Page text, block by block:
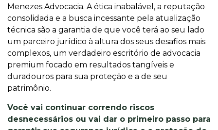
Menezes Advocacia. A ética inabalável, a reputação
consolidada e a busca incessante pela atualização
técnica são a garantia de que você terá ao seu lado
um parceiro jurídico à altura dos seus desafios mais
complexos, um verdadeiro escritório de advocacia
premium focado em resultados tangíveis e
duradouros para sua proteção e a de seu
patrimônio.
Você vai continuar correndo riscos
desnecessários ou vai dar o primeiro passo para